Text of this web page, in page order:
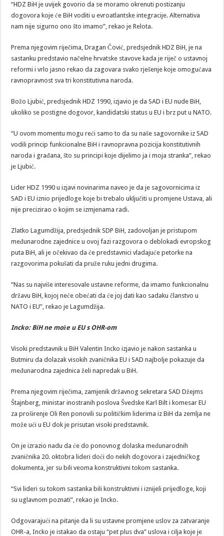
“HDZ BiH je uvijek govorio da se moramo okrenuti postizanju
dogovora koje će BiH voditi u evroatlantske integracije. Alternativa
nam nije sigurno ono što imamo”, rekao je Relota.
Prema njegovim riječima, Dragan Čović, predsjednik HDZ BiH, je na
sastanku predstavio načelne hrvatske stavove kada je riječ o ustavnoj
reformi i vrlo jasno rekao da zagovara svako rješenje koje omogućava
ravnopravnost sva tri konstitutivna naroda.
Božo Ljubić, predsjednik HDZ 1990, izjavio je da SAD i EU nude BiH,
ukoliko se postigne dogovor, kandidatski status u EU i brz put u NATO.
“U ovom momentu mogu reći samo to da su naše sagovornike iz SAD
vodili princip funkcionalne BiH i ravnopravna pozicija konstitutivnih
naroda i građana, što su principi koje dijelimo ja i moja stranka”, rekao
je Ljubić.
Lider HDZ 1990 u izjavi novinarima naveo je da je sagovornicima iz
SAD i EU iznio prijedloge koje bi trebalo uključiti u promjene Ustava, ali
nije precizirao o kojim se izmjenama radi.
Zlatko Lagumdžija, predsjednik SDP BiH, zadovoljan je pristupom
međunarodne zajednice u ovoj fazi razgovora o deblokadi evropskog
puta BiH, ali je očekivao da će predstavnici vladajuće petorke na
razgovorima pokušati da pruže ruku jedni drugima.
“Nas su najviše interesovale ustavne reforme, da imamo funkcionalnu
državu BiH, kojoj neće obećati da će joj dati kao sadaku članstvo u
NATO i EU”, rekao je Lagumdžija.
Incko: BiH ne može u EU s OHR-om
Visoki predstavnik u BiH Valentin Incko izjavio je nakon sastanka u
Butmiru da dolazak visokih zvaničnika EU i SAD najbolje pokazuje da
međunarodna zajednica želi napredak u BiH.
Prema njegovim riječima, zamjenik državnog sekretara SAD Džejms
Štajnberg, ministar inostranih poslova Švedske Karl Bilt i komesar EU
za proširenje Oli Ren ponovili su političkim liderima iz BiH da zemlja ne
može ući u EU dok je prisutan visoki predstavnik.
On je izrazio nadu da će do ponovnog dolaska međunarodnih
zvaničnika 20. oktobra lideri doći do nekih dogovora i zajedničkog
dokumenta, jer su bili veoma konstruktivni tokom sastanka.
“Svi lideri su tokom sastanka bili konstruktivni i iznijeli prijedloge, koji
su uglavnom poznati”, rekao je Incko.
Odgovarajući na pitanje da li su ustavne promjene uslov za zatvaranje
OHR-a, Incko je istakao da ostaju “pet plus dva” uslova i cilja koje je